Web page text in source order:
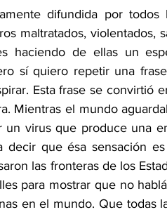
difundida por todos
maltratados, violentados,
haciendo de ellas un
sí quiero repetir una
Esta frase se convirtió
Mientras el mundo
un virus que produce una
decir que ésa sensación
las fronteras de los
para mostrar que no
en el mundo. Que todas